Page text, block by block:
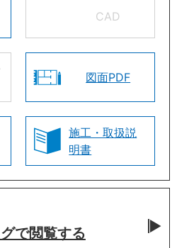
CAD
図面PDF
施工・取扱説
明書
で閲覧する